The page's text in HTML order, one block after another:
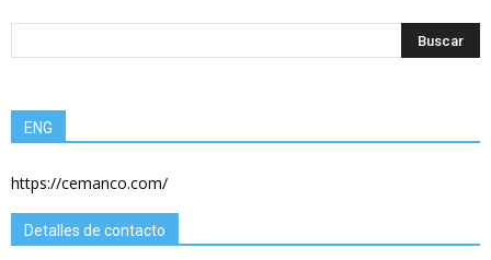
ENG
https://cemanco.com/
Detalles de contacto